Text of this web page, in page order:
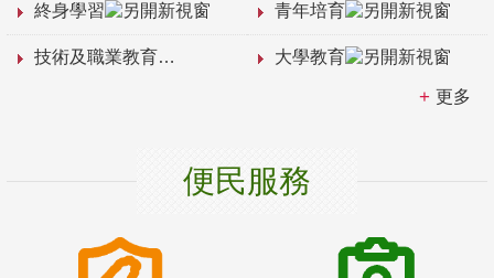
終身學習 青年培育
技術及職業教育 大學教育
更多
便民服務